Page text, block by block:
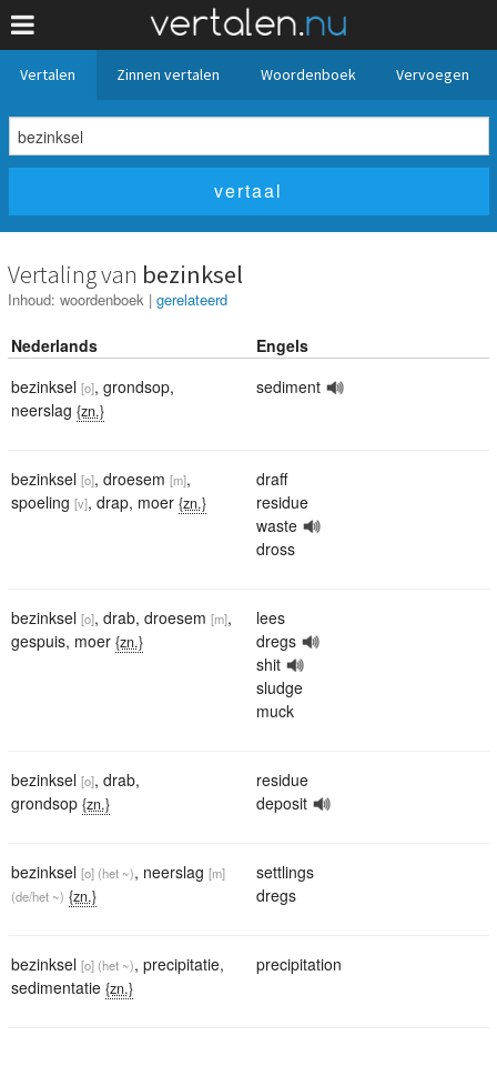
Vertalen Zinnen vertalen Woordenboek Vervoegen
Vertaling van bezinksel
Inhoud: woordenboek | gerelateerd
Nederlands
Engels
bezinksel [o], grondsop,
neerslag {zn.}
sediment
bezinksel [o], droesem [m],
spoeling [v], drap, moer {zn.}
draff
residue
waste
dross
bezinksel [o], drab, droesem [m],
gespuis, moer {zn.}
lees
dregs
shit
sludge
muck
bezinksel [o], drab,
grondsop {zn.}
residue
deposit
bezinksel [o] (het ~), neerslag [m]
(de/het ~) {zn.}
settlings
dregs
bezinksel [o] (het ~), precipitatie,
sedimentatie {zn.}
precipitation